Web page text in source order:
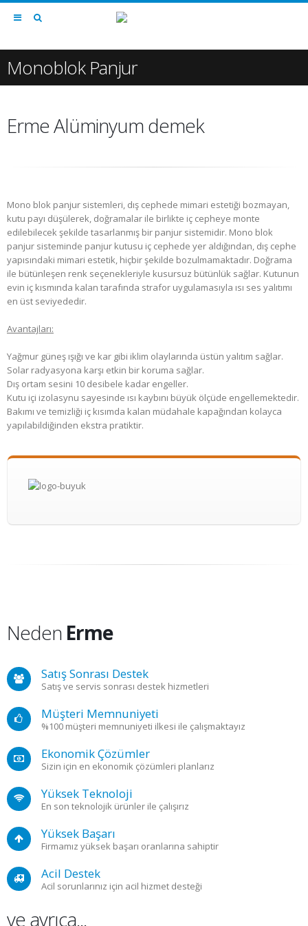
Monoblok Panjur
Erme Alüminyum demek
Mono blok panjur sistemleri, dış cephede mimari estetiği bozmayan,
kutu payı düşülerek, doğramalar ile birlikte iç cepheye monte
edilebilecek şekilde tasarlanmış bir panjur sistemidir. Mono blok
panjur sisteminde panjur kutusu iç cephede yer aldığından, dış cephe
yapısındaki mimari estetik, hiçbir şekilde bozulmamaktadır. Doğrama
ile bütünleşen renk seçenekleriyle kusursuz bütünlük sağlar. Kutunun
evin iç kısmında kalan tarafında strafor uygulamasıyla ısı ses yalıtımı
en üst seviyededir.
Avantajları:
Yağmur güneş ışığı ve kar gibi iklim olaylarında üstün yalıtım sağlar.
Solar radyasyona karşı etkin bir koruma sağlar.
Dış ortam sesini 10 desibele kadar engeller.
Kutu içi izolasynu sayesinde ısı kaybını büyük ölçüde engellemektedir.
Bakımı ve temizliği iç kısımda kalan müdahale kapağından kolayca
yapılabildiğinden ekstra pratiktir.
Neden Erme
Satış Sonrası Destek
Satış ve servis sonrası destek hizmetleri
Müşteri Memnuniyeti
%100 müşteri memnuniyeti ilkesi ile çalışmaktayız
Ekonomik Çözümler
Sizin için en ekonomik çözümleri planlarız
Yüksek Teknoloji
En son teknolojik ürünler ile çalışırız
Yüksek Başarı
Firmamız yüksek başarı oranlarına sahiptir
Acil Destek
Acil sorunlarınız için acil hizmet desteği
ve ayrıca...